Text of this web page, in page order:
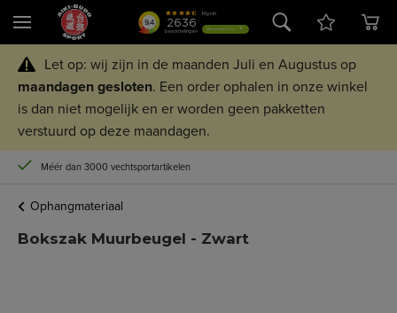
Let op: wij zijn in de maanden Juli en Augustus op
maandagengesloten. Een order ophalen in onze winkel
is dan niet mogelijk en er worden geen pakketten
verstuurd op deze maandagen.
Méér dan 3000 vechtsportartikelen
Ophangmateriaal
Bokszak Muurbeugel - Zwart